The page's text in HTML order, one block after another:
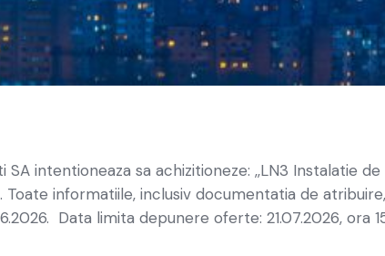
intentioneaza sa achizitioneze: ,,LN3 Instalatie
Toate informatiile, inclusiv documentatia de
Data limita depunere oferte: 21.07.2026, ora